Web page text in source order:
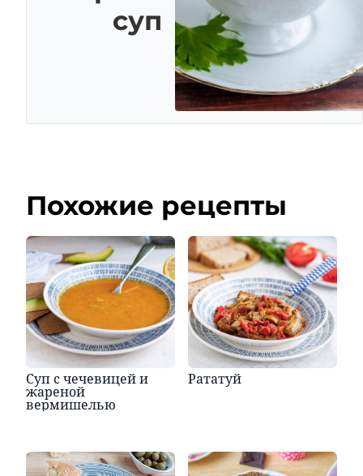
суп
Похожие рецепты
Суп с чечевицей и
жареной
вермишелью
Рататуй